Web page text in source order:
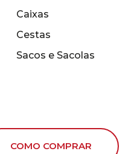
Caixas
Cestas
Sacos e Sacolas
COMO COMPRAR